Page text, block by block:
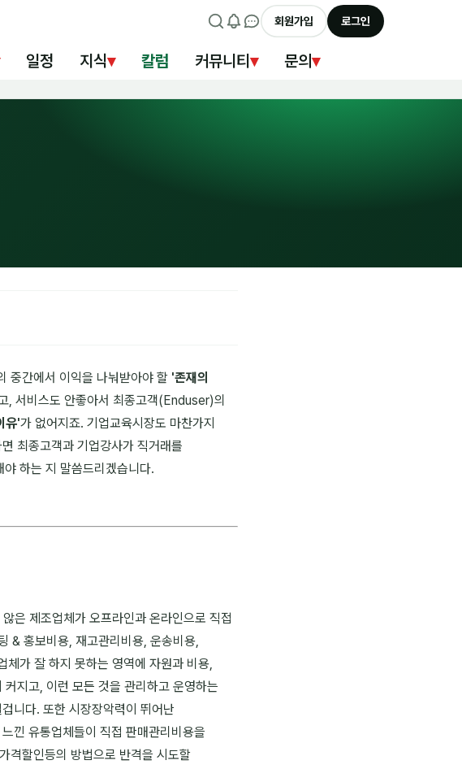
회원가입 로그인
일정 지식▾ 칼럼 커뮤니티 ▾ 문의▾
중간에서 이익을 나눠받아야 할 '존재의
, 서비스도 안좋아서 최종고객(Enduser)의
유'가 없어지죠. 기업교육시장도 마찬가지
최종고객과 기업강사가 직거래를
하는 지 말씀드리겠습니다.
은 제조업체가 오프라인과 온라인으로 직접
& 홍보비용, 재고관리비용, 운송비용,
가 잘 하지 못하는 영역에 자원과 비용,
지고, 이런 모든 것을 관리하고 운영하는
니다. 또한 시장장악력이 뛰어난
낀 유통업체들이 직접 판매관리비용을
격할인등의 방법으로 반격을 시도할